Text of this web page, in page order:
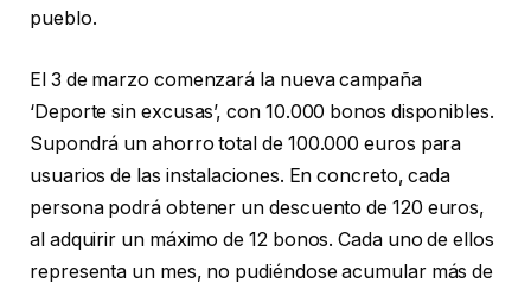
pueblo.
El 3 de marzo comenzará la nueva campaña
‘Deporte sin excusas’, con 10.000 bonos disponibles.
Supondrá un ahorro total de 100.000 euros para
usuarios de las instalaciones. En concreto, cada
persona podrá obtener un descuento de 120 euros,
al adquirir un máximo de 12 bonos. Cada uno de ellos
representa un mes, no pudiéndose acumular más de